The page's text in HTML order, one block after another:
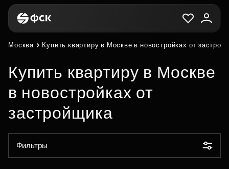
Москва Купить квартиру в Москве в новостройках от
Купить квартиру в Москве
в новостройках от
застройщика
Фильтры